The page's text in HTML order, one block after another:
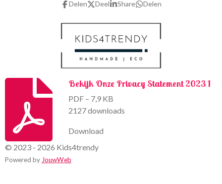
o
r
Delen Deel Share Delen
Bekijk Onze Privacy Statement 2023 1
PDF – 7,9 KB
2127 downloads
Download
© 2023 - 2026 Kids4trendy
Powered by JouwWeb